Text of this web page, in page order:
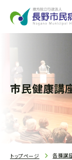
市民健康講
トップページ 各種講